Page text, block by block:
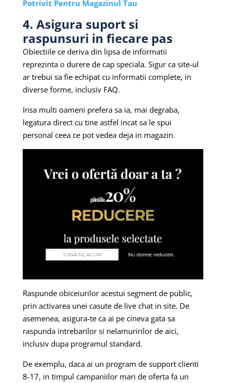
Potrivit Pentru Magazinul Tau
4. Asigura suport si
raspunsuri in fiecare pas
Obiectiile ce deriva din lipsa de informatii
reprezinta o durere de cap speciala. Sigur ca site-ul
ar trebui sa fie echipat cu informatii complete, in
diverse forme, inclusiv FAQ.
Insa multi oameni prefera sa ia, mai degraba,
legatura direct cu tine astfel incat sa le spui
personal ceea ce pot vedea deja in magazin.
Raspunde obiceiurilor acestui segment de public,
prin activarea unei casute de live chat in site. De
asemenea, asigura-te ca ai pe cineva gata sa
raspunda intrebarilor si nelamuririlor de aici,
inclusiv dupa programul standard.
De exemplu, daca ai un program de support clienti
8-17, in timpul campaniilor mari de oferta fa un